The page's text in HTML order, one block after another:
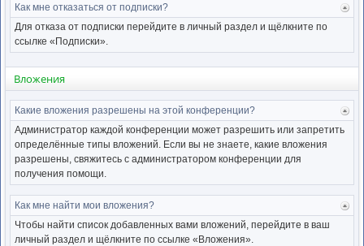
Как мне отказаться от подписки?
Для отказа от подписки перейдите в личный раздел и щёлкните по
ссылке «Подписки».
Вложения
к
Какие вложения разрешены на этой конференции?
Администратор каждой конференции может разрешить или запретить
определённые типы вложений. Если вы не знаете, какие вложения
разрешены, свяжитесь с администратором конференции для
получения помощи.
Как мне найти мои вложения?
Чтобы найти список добавленных вами вложений, перейдите в ваш
личный раздел и щёлкните по ссылке «Вложения».